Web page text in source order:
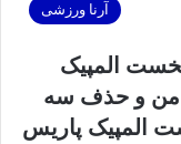
آرنا ورزشی
نخست المپیک
پاکدامن و حذف سه
المپیک پاریس